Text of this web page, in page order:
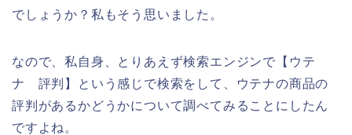
でしょうか？私もそう思いました。
なので、私自身、とりあえず検索エンジンで【ウテ
ナ 評判】という感じで検索をして、ウテナの商品の
評判があるかどうかについて調べてみることにしたん
ですよね。